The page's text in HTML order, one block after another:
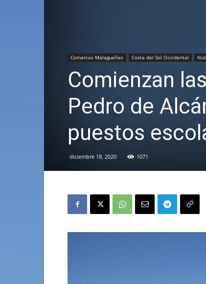
Comarcas Malagueñas Costa del Sol Occidental
Comienzan
Pedro de
puestos
diciembre 18, 2020 1071